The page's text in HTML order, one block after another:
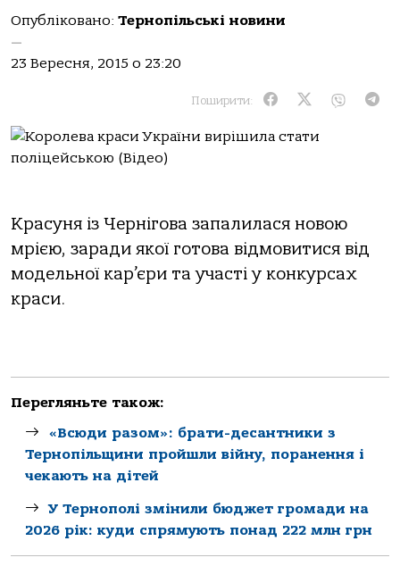
Опубліковано: Тернопільські новини
—
23 Вересня, 2015 о 23:20
Поширити:
Красуня із Чернігова запалилася новою
мрією, заради якої готова відмовитися від
модельної кар’єри та участі у конкурсах
краси.
Перегляньте також:
«Всюди разом»: брати-десантники з
Тернопільщини пройшли війну, поранення і
чекають на дітей
У Тернополі змінили бюджет громади на
2026 рік: куди спрямують понад 222 млн грн